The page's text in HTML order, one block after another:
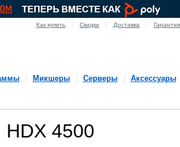
Как купить Скидки Доставка Гарантия
Микшеры Серверы Аксессуары
HDX 4500